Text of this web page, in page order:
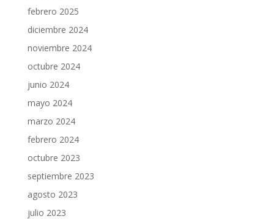
febrero 2025
diciembre 2024
noviembre 2024
octubre 2024
junio 2024
mayo 2024
marzo 2024
febrero 2024
octubre 2023
septiembre 2023
agosto 2023
julio 2023